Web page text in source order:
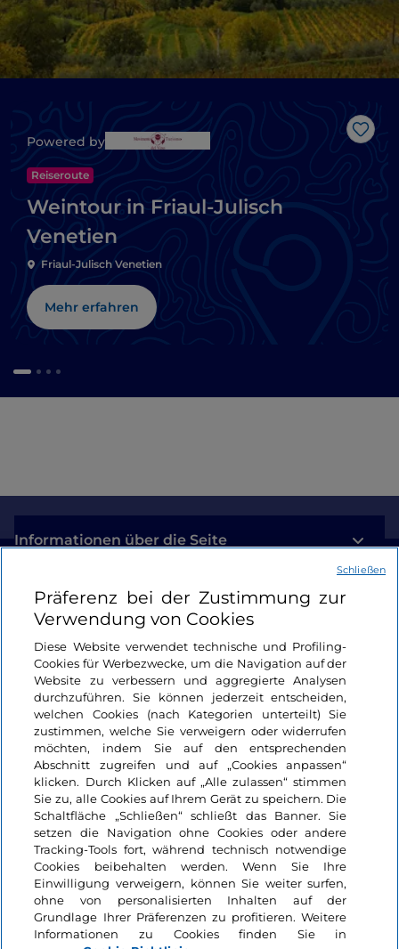
Like
Powered by
Reiseroute
Weintour in Friaul-Julisch
Venetien
Friaul-Julisch Venetien
Mehr erfahren
Informationen über die Seite
Nützliche Links
Login
Bleiben wir in Kontakt
Präferenz bei der Zustimmung zur
Verwendung von Cookies
Diese Website verwendet technische und Profiling-
Cookies für Werbezwecke, um die Navigation auf der
Website zu verbessern und aggregierte Analysen
durchzuführen. Sie können jederzeit entscheiden,
welchen Cookies (nach Kategorien unterteilt) Sie
zustimmen, welche Sie verweigern oder widerrufen
möchten, indem Sie auf den entsprechenden
Abschnitt zugreifen und auf „Cookies anpassen“
klicken. Durch Klicken auf „Alle zulassen“ stimmen
Sie zu, alle Cookies auf Ihrem Gerät zu speichern. Die
Schaltfläche „Schließen“ schließt das Banner. Sie
setzen die Navigation ohne Cookies oder andere
Tracking-Tools fort, während technisch notwendige
Cookies beibehalten werden. Wenn Sie Ihre
Einwilligung verweigern, können Sie weiter surfen,
ohne von personalisierten Inhalten auf der
Grundlage Ihrer Präferenzen zu profitieren. Weitere
Informationen zu Cookies finden Sie in
Schließen